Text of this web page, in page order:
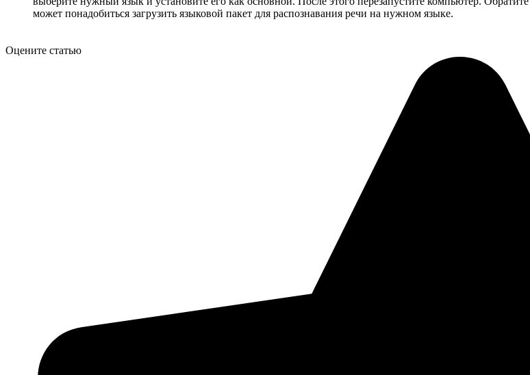
может понадобиться загрузить языковой пакет для распознавания речи на нужном языке.
Оцените статью